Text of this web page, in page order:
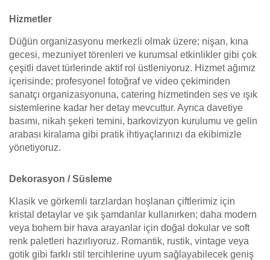
Hizmetler
Düğün organizasyonu merkezli olmak üzere; nişan, kına
gecesi, mezuniyet törenleri ve kurumsal etkinlikler gibi çok
çeşitli davet türlerinde aktif rol üstleniyoruz. Hizmet ağımız
içerisinde; profesyonel fotoğraf ve video çekiminden
sanatçı organizasyonuna, catering hizmetinden ses ve ışık
sistemlerine kadar her detay mevcuttur. Ayrıca davetiye
basımı, nikah şekeri temini, barkovizyon kurulumu ve gelin
arabası kiralama gibi pratik ihtiyaçlarınızı da ekibimizle
yönetiyoruz.
Dekorasyon / Süsleme
Klasik ve görkemli tarzlardan hoşlanan çiftlerimiz için
kristal detaylar ve şık şamdanlar kullanırken; daha modern
veya bohem bir hava arayanlar için doğal dokular ve soft
renk paletleri hazırlıyoruz. Romantik, rustik, vintage veya
gotik gibi farklı stil tercihlerine uyum sağlayabilecek geniş